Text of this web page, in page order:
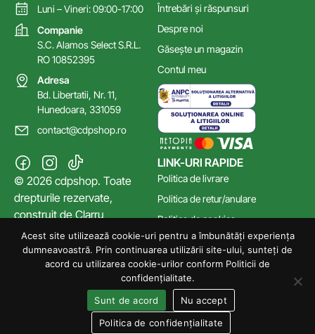
LINK-URI RAPIDE
Politica de livrare
Politica de retur/anulare
Politica de cookies
Poltica de confidențialitate
Termeni și Condiții
Întrebări și răspunsuri
Despre noi
Găsește un magazin
Contul meu
Luni – Vineri: 09:00-17:00
Companie
S.C. Alamos Select S.R.L.
RO 10852395
Adresa
Bd. Libertatii, Nr. 11,
Hunedoara, 331059
contact@cdpshop.ro
© 2026 cdpshop. Toate
drepturile rezervate,
construit de Clarru
Acest site utilizează cookie-uri pentru a îmbunătăți experiența
dumneavoastră. Prin continuarea utilizării site-ului, sunteți de
acord cu utilizarea cookie-urilor conform Politicii de
confidențialitate.
Sunt de acord
Nu accept
Politica de confidențialitate